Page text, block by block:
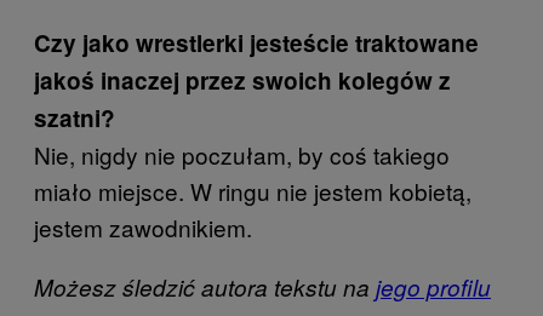
Czy jako wrestlerki jesteście traktowane
jakoś inaczej przez swoich kolegów z
szatni?
Nie, nigdy nie poczułam, by coś takiego
miało miejsce. W ringu nie jestem kobietą,
jestem zawodnikiem.
Możesz śledzić autora tekstu na jego profilu